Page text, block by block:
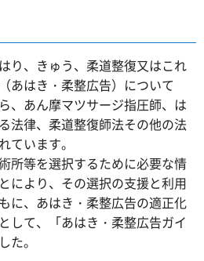
り、きゅう、柔道整復又はこれ
あはき・柔整広告）について
、あん摩マツサージ指圧師、は
法律、柔道整復師法その他の法
ています。
所等を選択するために必要な情
により、その選択の支援と利用
に、あはき・柔整広告の適正化
して、「あはき・柔整広告ガイ
た。